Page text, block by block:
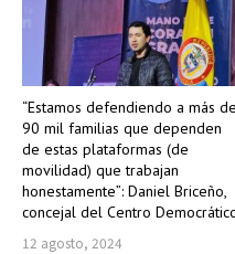
“Estamos defendiendo a más de
90 mil familias que dependen
de estas plataformas (de
movilidad) que trabajan
honestamente”: Daniel Briceño,
concejal del Centro
12 agosto, 2024